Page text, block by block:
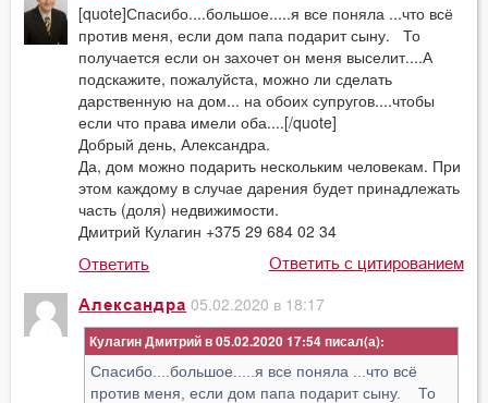
[quote]Спасибо....большое.....я все поняла ...что всё
против меня, если дом папа подарит сыну. То
получается если он захочет он меня выселит....А
подскажите, пожалуйста, можно ли сделать
дарственную на дом... на обоих супругов....чтобы
если что права имели оба....[/quote]
Добрый день, Александра.
Да, дом можно подарить нескольким человекам. При
этом каждому в случае дарения будет принадлежать
часть (доля) недвижимости.
Дмитрий Кулагин +375 29 684 02 34
Ответить Ответить с цитированием
Александра 05.02.2020 в 18:17
Кулагин Дмитрий в 05.02.2020 17:54
Спасибо....большое.....я все поняла ...что всё
против меня, если дом папа подарит сыну. То